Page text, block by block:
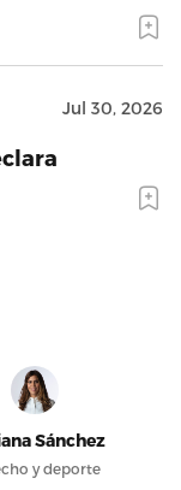
Jul 30, 2026
Sánchez
y deporte